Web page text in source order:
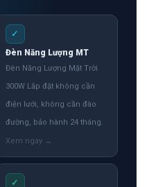
✓
Đèn Năng Lượng MT
Đèn Năng Lượng Mặt Trời
300W Lắp đặt không cần
điện lưới, không cần đào
đường, bảo hành 24 tháng.
✓